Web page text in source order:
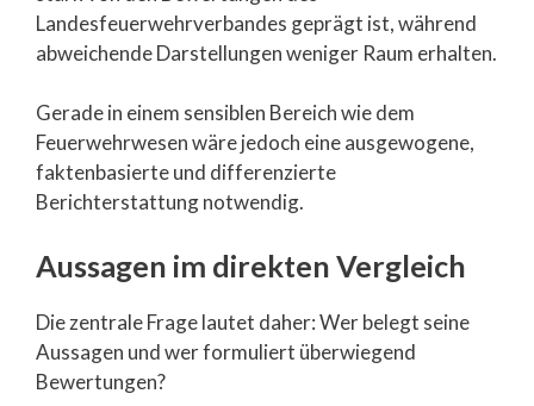
Landesfeuerwehrverbandes geprägt ist, während
abweichende Darstellungen weniger Raum erhalten.
Gerade in einem sensiblen Bereich wie dem
Feuerwehrwesen wäre jedoch eine ausgewogene,
faktenbasierte und differenzierte
Berichterstattung notwendig.
Aussagen im direkten Vergleich
Die zentrale Frage lautet daher: Wer belegt seine
Aussagen und wer formuliert überwiegend
Bewertungen?